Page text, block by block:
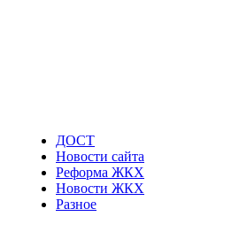
ДОСТ
Новости сайта
Реформа ЖКХ
Новости ЖКХ
Разное